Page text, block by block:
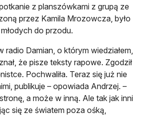
z planszówkami z grupą ze
przez Kamila Mrozowcza, było
do przodu.
Damian, o którym wiedziałem,
że pisze teksty rapowe. Zgodził
Pochwaliła. Teraz się już nie
publikuje – opowiada Andrzej. –
a może w inną. Ale tak jak inni
się ze światem poza ośką,